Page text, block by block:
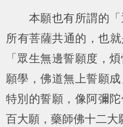
本願也有所謂的「
所有菩薩共通的，也
「眾生無邊誓願度，
願學，佛道無上誓願
特別的誓願，像阿彌
百大願，藥師佛十二大